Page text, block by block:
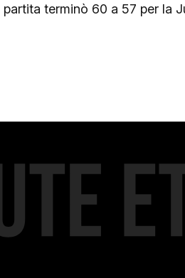
terminò 60 a 57 per la